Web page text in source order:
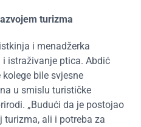
turizma
i menadžerka
istraživanje ptica. Abdić
bile svjesne
u smislu turističke
„Budući da je postojao
ali i potreba za